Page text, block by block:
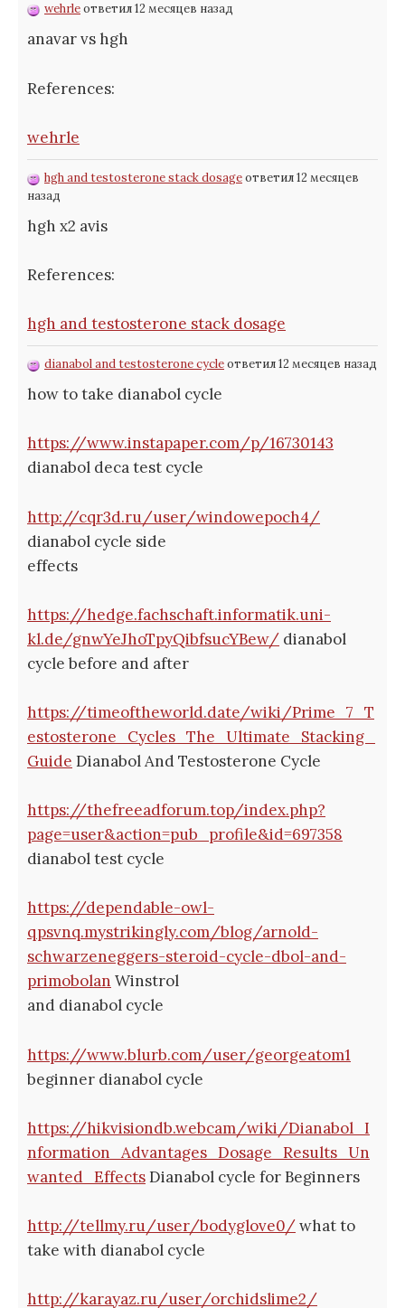
wehrleответил 12 месяцев назад
anavar vs hgh
References:
wehrle
hgh and testosterone stack dosageответил 12 месяцев
назад
hgh x2 avis
References:
hgh and testosterone stack dosage
dianabol and testosterone cycleответил 12 месяцев назад
how to take dianabol cycle
https://www.instapaper.com/p/16730143
dianabol deca test cycle
http://cqr3d.ru/user/windowepoch4/
dianabol cycle side
effects
https://hedge.fachschaft.informatik.uni-
kl.de/gnwYeJhoTpyQibfsucYBew/ dianabol
cycle before and after
https://timeoftheworld.date/wiki/Prime_7_T
estosterone_Cycles_The_Ultimate_Stacking_
Guide Dianabol And Testosterone Cycle
https://thefreeadforum.top/index.php?
page=user&action=pub_profile&id=697358
dianabol test cycle
https://dependable-owl-
qpsvnq.mystrikingly.com/blog/arnold-
schwarzeneggers-steroid-cycle-dbol-and-
primobolan Winstrol
and dianabol cycle
https://www.blurb.com/user/georgeatom1
beginner dianabol cycle
https://hikvisiondb.webcam/wiki/Dianabol_I
nformation_Advantages_Dosage_Results_Un
wanted_EffectsDianabol cycle for Beginners
http://tellmy.ru/user/bodyglove0/what to
take with dianabol cycle
http://karayaz.ru/user/orchidslime2/